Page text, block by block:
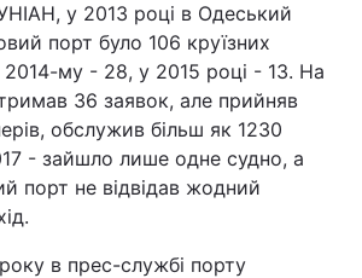
у 2013 році в Одеський
порт було 106 круїзних
2014-му - 28, у 2015 році - 13. На
36 заявок, але прийняв
обслужив більш як 1230
- зайшло лише одне судно, а
порт не відвідав жодний
в прес-службі порту